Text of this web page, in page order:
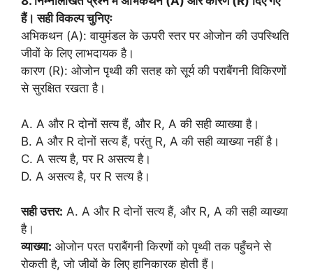
हैं। सही विकल्प चुनिएः
अभिकथन (A): वायुमंडल के ऊपरी स्तर पर ओजोन की उपस्थिति
जीवों के लिए लाभदायक है।
कारण (R): ओजोन पृथ्वी की सतह को सूर्य की पराबैंगनी विकिरणों
से सुरक्षित रखता है।
A. A और R दोनों सत्य हैं, और R, A की सही व्याख्या है।
B. A और R दोनों सत्य हैं, परंतु R, A की सही व्याख्या नहीं है।
C. A सत्य है, पर R असत्य है।
D. A असत्य है, पर R सत्य है।
सही उत्तर: A. A और R दोनों सत्य हैं, और R, A की सही व्याख्या
है।
व्याख्या: ओजोन परत पराबैंगनी किरणों को पृथ्वी तक पहुँचने से
रोकती है, जो जीवों के लिए हानिकारक होती हैं।